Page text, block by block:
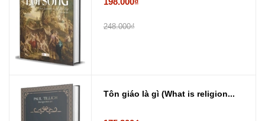
248.000₫
Tôn giáo là gì (What is religion...